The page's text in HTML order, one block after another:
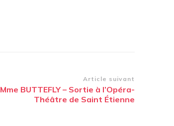
Article suivant
Mme BUTTEFLY – Sortie à l’Opéra-
Théâtre de Saint Étienne